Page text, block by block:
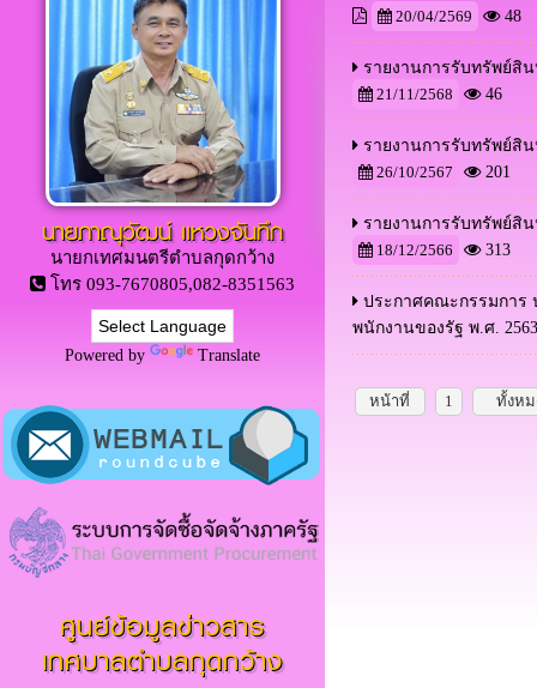
นายภาณุวัฒน์ เเหวงจันทึก
นายกเทศมนตรีตำบลกุดกว้าง
โทร 093-7670805,082-8351563
Powered by Translate
ศูนย์ข้อมูลข่าวสาร
เทศบาลตำบลกุดกว้าง
20/04/2569
48
รายงานการรับทรัพย์สิ
21/11/2568
46
รายงานการรับทรัพย์สิ
26/10/2567
201
รายงานการรับทรัพย์สิ
18/12/2566
313
ประกาศคณะกรรมการ
พนักงานของรัฐ พ.ศ. 2563
หน้าที่ 1 ทั้งห